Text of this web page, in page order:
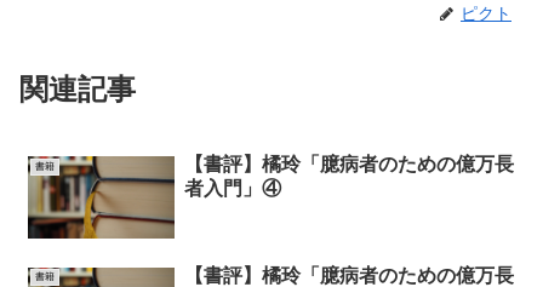
ピクト
関連記事
書籍
【書評】橘玲「臆病者のための億万長
者入門」④
書籍
【書評】橘玲「臆病者のための億万長